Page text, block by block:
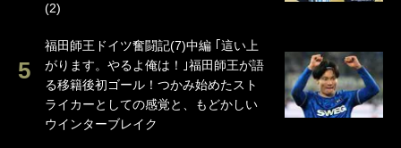
(2)
福田師王ドイツ奮闘記(7)中編 ｢這い上
がります。やるよ俺は！｣福田師王が語
る移籍後初ゴール！つかみ始めたスト
ライカーとしての感覚と、もどかしい
ウインターブレイク